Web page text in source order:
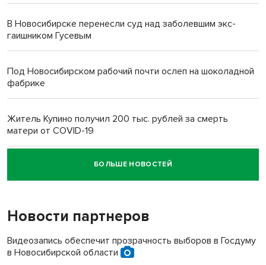
В Новосибирске перенесли суд над заболевшим экс-
гаишником Гусевым
Под Новосибирском рабочий почти ослеп на шоколадной
фабрике
Житель Купино получил 200 тыс. рублей за смерть
матери от COVID-19
Новосибирский суд наказал водителя за смерть
пенсионерки на вокзале
БОЛЬШЕ НОВОСТЕЙ
Новости партнеров
Видеозапись обеспечит прозрачность выборов в Госдуму
в Новосибирской области